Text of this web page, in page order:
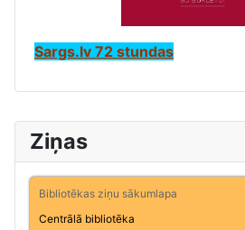
Ziņas
Bibliotēkas ziņu sākumlapa
Centrālā bibliotēka
Sargs.lv 72 stundas